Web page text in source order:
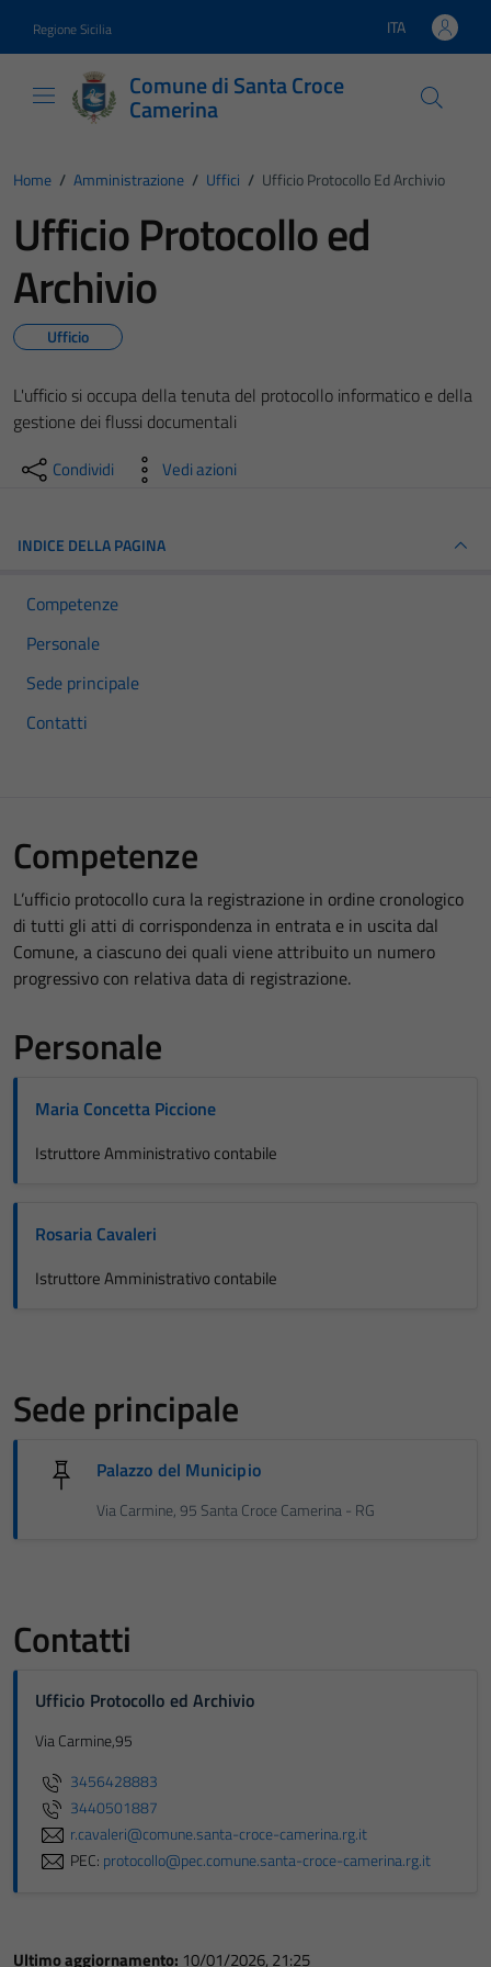
Regione Sicilia Lingua attiva:
ITA
Comune di Santa Croce
Camerina
Home / Amministrazione / Uffici / Ufficio Protocollo Ed Archivio
Ufficio Protocollo ed
Archivio
Ufficio
L'ufficio si occupa della tenuta del protocollo informatico e della
gestione dei flussi documentali
Condividi Vedi azioni
INDICE DELLA PAGINA
Competenze
Personale
Sede principale
Contatti
Competenze
L’ufficio protocollo cura la registrazione in ordine cronologico
di tutti gli atti di corrispondenza in entrata e in uscita dal
Comune, a ciascuno dei quali viene attribuito un numero
progressivo con relativa data di registrazione.
Personale
Maria Concetta Piccione
Istruttore Amministrativo contabile
Rosaria Cavaleri
Istruttore Amministrativo contabile
Sede principale
Palazzo del Municipio
Via Carmine, 95 Santa Croce Camerina - RG
Contatti
Ufficio Protocollo ed Archivio
Via Carmine,95
3456428883
3440501887
r.cavaleri@comune.santa-croce-camerina.rg.it
PEC: protocollo@pec.comune.santa-croce-camerina.rg.it
Ultimo aggiornamento: 10/01/2026, 21:25